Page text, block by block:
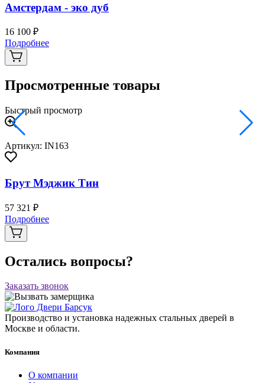
Амстердам - эко дуб
16 100 ₽
Подробнее
Просмотренные товары
Быстрый просмотр
Артикул: IN163
Брут Мэджик Тин
57 321 ₽
Подробнее
Остались вопросы?
Заказать звонок
Производство и установка надежных стальных дверей в
Москве и области.
Компания
О компании